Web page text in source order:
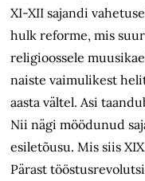
XI-XII sajandi
hulk reforme, mis
religioossele
naiste vaimulikest
aasta vältel. Asi
Nii nägi möödunud
esiletõusu. Mis siis
Pärast